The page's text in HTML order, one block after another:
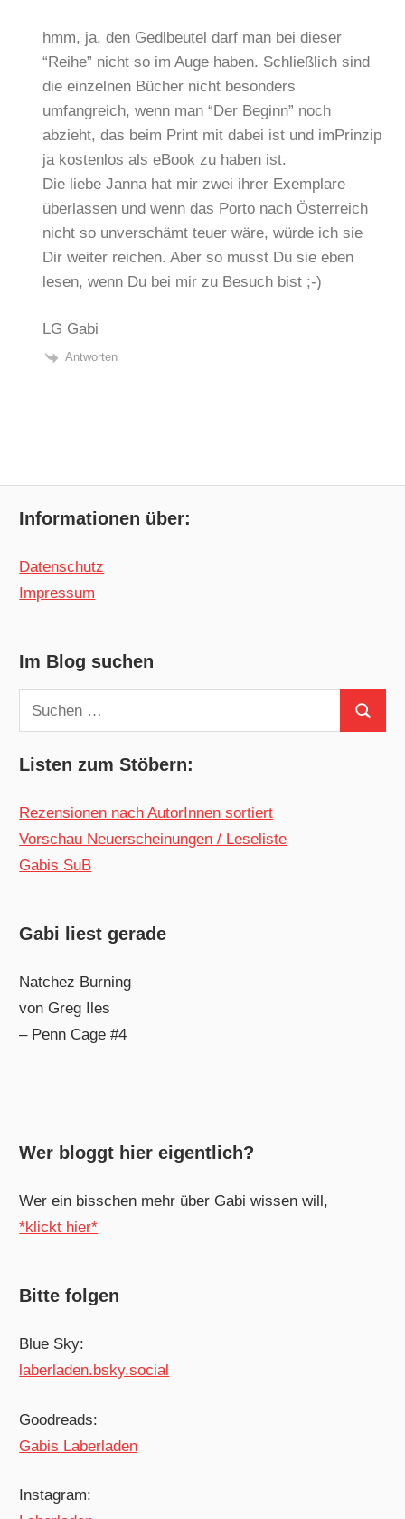
hmm, ja, den Gedlbeutel darf man bei dieser
“Reihe” nicht so im Auge haben. Schließlich sind
die einzelnen Bücher nicht besonders
umfangreich, wenn man “Der Beginn” noch
abzieht, das beim Print mit dabei ist und imPrinzip
ja kostenlos als eBook zu haben ist.
Die liebe Janna hat mir zwei ihrer Exemplare
überlassen und wenn das Porto nach Österreich
nicht so unverschämt teuer wäre, würde ich sie
Dir weiter reichen. Aber so musst Du sie eben
lesen, wenn Du bei mir zu Besuch bist ;-)
LG Gabi
Antworten
Informationen über:
Datenschutz
Impressum
Im Blog suchen
Suchen
nach:
Suchen
Listen zum Stöbern:
Rezensionen nach AutorInnen sortiert
Vorschau Neuerscheinungen / Leseliste
Gabis SuB
Gabi liest gerade
Natchez Burning
von Greg Iles
– Penn Cage #4
Wer bloggt hier eigentlich?
Wer ein bisschen mehr über Gabi wissen will,
*klickt hier*
Bitte folgen
Blue Sky:
laberladen.bsky.social
Goodreads:
Gabis Laberladen
Instagram: